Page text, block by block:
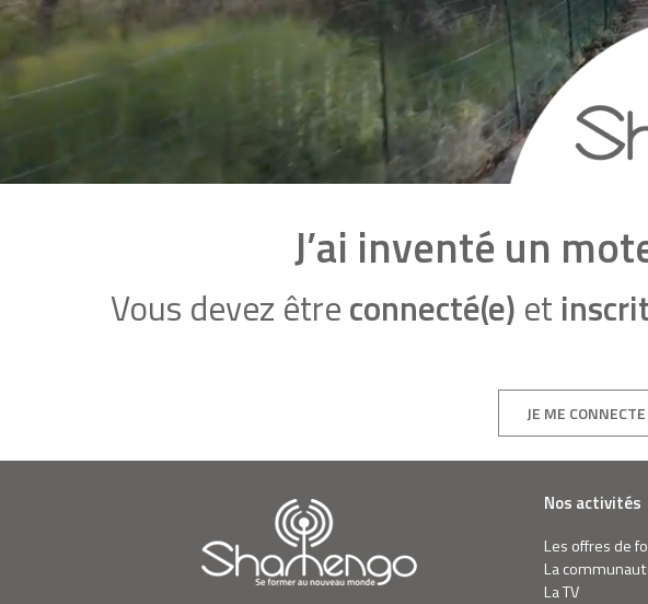
J’ai inventé un
Vous devez êtreconnecté(e) et
JE ME CONNECTE
Nos activités
Les offres de
La
La TV